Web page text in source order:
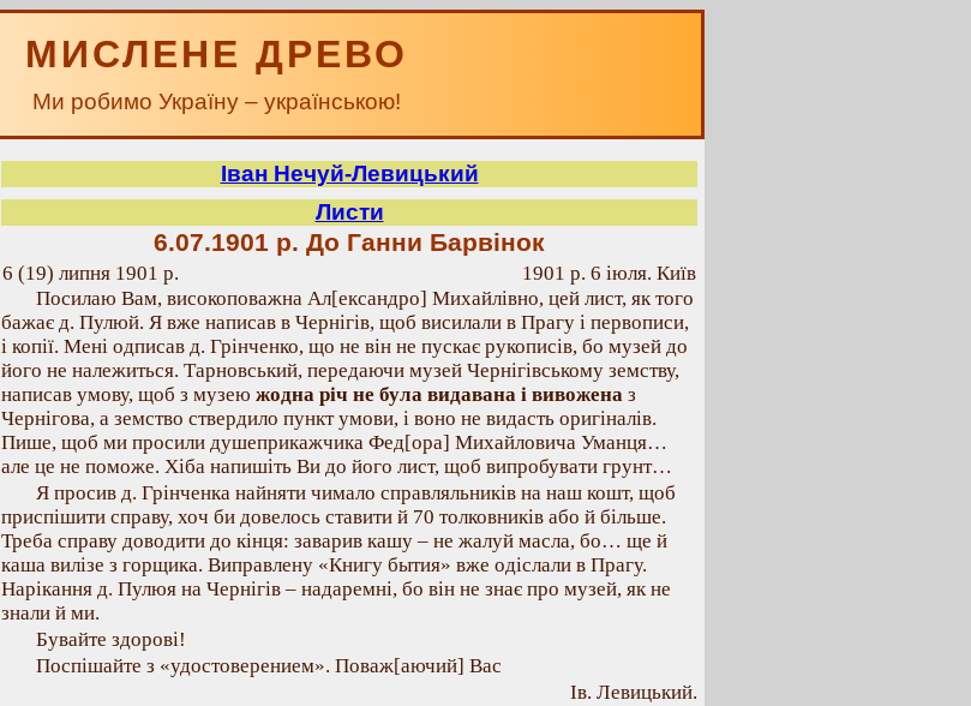
МИСЛЕНЕ ДРЕВО
Ми робимо Україну – українською!
Іван Нечуй-Левицький
Листи
6.07.1901 р. До Ганни Барвінок
6 (19) липня 1901 р.
1901 p. 6 іюля. Київ
Посилаю Вам, високоповажна Ал[ександро] Михайлівно, цей лист, як того
бажає д. Пулюй. Я вже написав в Чернігів, щоб висилали в Прагу і первописи,
і копії. Мені одписав д. Грінченко, що не він не пускає рукописів, бо музей до
його не належиться. Тарновський, передаючи музей Чернігівському земству,
написав умову, щоб з музею жодна річ не була видавана і вивожена з
Чернігова, а земство ствердило пункт умови, і воно не видасть оригіналів.
Пише, щоб ми просили душеприкажчика Фед[ора] Михайловича Уманця…
але це не поможе. Хіба напишіть Ви до його лист, щоб випробувати грунт…
Я просив д. Грінченка найняти чимало справляльників на наш кошт, щоб
приспішити справу, хоч би довелось ставити й 70 толковників або й більше.
Треба справу доводити до кінця: заварив кашу – не жалуй масла, бо… ще й
каша вилізе з горщика. Виправлену «Книгу бытия» вже одіслали в Прагу.
Нарікання д. Пулюя на Чернігів – надаремні, бо він не знає про музей, як не
знали й ми.
Бувайте здорові!
Поспішайте з «удостоверением». Поваж[аючий] Вас
Ів. Левицький.